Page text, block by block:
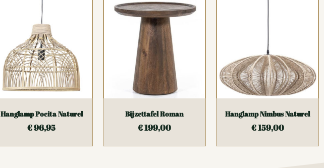
Hanglamp Pocita Naturel
€96,95
Bijzettafel Roman
€199,00
Hanglamp Nimbus Naturel
€159,00